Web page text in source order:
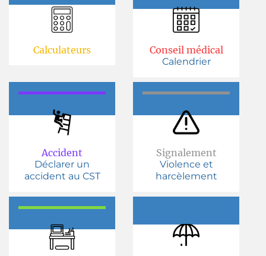
Calculateurs Conseil médical
Calendrier
Accident
Déclarer un
accident au CST
Signalement
Violence et
harcèlement